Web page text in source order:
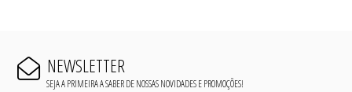
NEWSLETTER
SEJA A PRIMEIRA A SABER DE NOSSAS NOVIDADES E PROMOÇÕES!